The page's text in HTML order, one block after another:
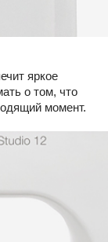
яркое
о том, что
момент.